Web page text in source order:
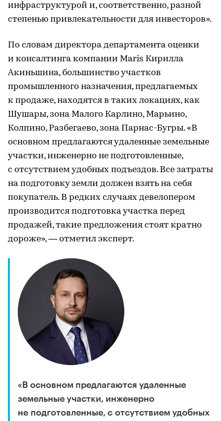
инфраструктурой и, соответственно, разной
степенью привлекательности для инвесторов».
По словам директора департамента оценки
и консалтинга компании Maris Кирилла
Акиньшина, большинство участков
промышленного назначения, предлагаемых
к продаже, находятся в таких локациях, как
Шушары, зона Малого Карлино, Марьино,
Колпино, Разбегаево, зона Парнас-Бугры. «В
основном предлагаются удаленные земельные
участки, инженерно не подготовленные,
с отсутствием удобных подъездов. Все затраты
на подготовку земли должен взять на себя
покупатель. В редких случаях девелопером
производится подготовка участка перед
продажей, такие предложения стоят кратно
дороже», — отметил эксперт.
«В основном предлагаются удаленные
земельные участки, инженерно
не подготовленные, с отсутствием удобных